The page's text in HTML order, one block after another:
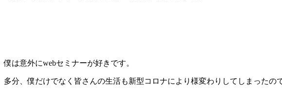
僕は意外にwebセミナーが好きです。
多分、僕だけでなく皆さんの生活も新型コロナにより様変わりしてしまった